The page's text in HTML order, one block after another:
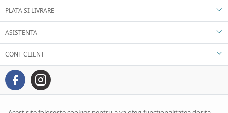
PLATA SI LIVRARE
ASISTENTA
CONT CLIENT